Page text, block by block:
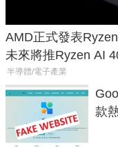
AMD正式發表
未來將推Ryzen AI
半導體/電子產業
款